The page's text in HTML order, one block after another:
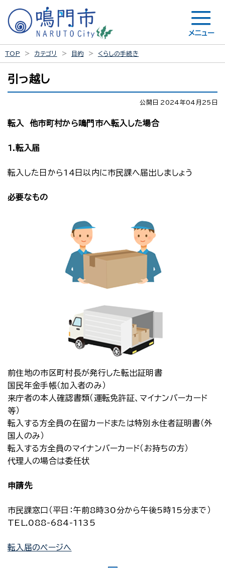
メニュー
TOP カテゴリ 目的 くらしの手続き
引っ越し
公開日 2024年04月25日
転入 他市町村から鳴門市へ転入した場合
1.転入届
転入した日から14日以内に市民課へ届出しましょう
必要なもの
前住地の市区町村長が発行した転出証明書
国民年金手帳（加入者のみ）
来庁者の本人確認書類（運転免許証、マイナンバーカード
等）
転入する方全員の在留カードまたは特別永住者証明書（外
国人のみ）
転入する方全員のマイナンバーカード（お持ちの方）
代理人の場合は委任状
申請先
市民課窓口（平日：午前8時30分から午後5時15分まで）
TEL.088-684-1135
転入届のページへ